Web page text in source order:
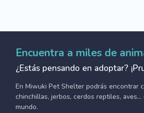
Encuentra a miles de
¿Estás pensando en adoptar?
En Miwuki Pet Shelter podrás encontrar
chinchillas, jerbos, cerdos reptiles,
mundo.